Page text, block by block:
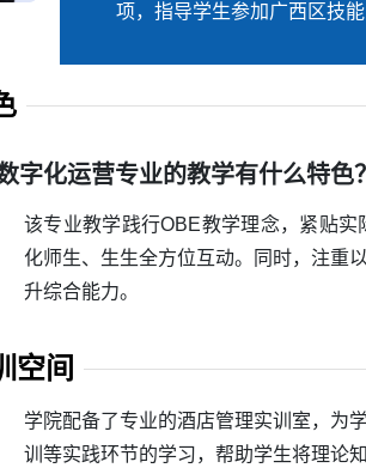
项，指导学生参加广西区技
字化运营专业的教学有什么特色？
该专业教学践行OBE教学理念，紧贴
化师生、生生全方位互动。同时，注重
升综合能力。
空间
学院配备了专业的酒店管理实训室，为
训等实践环节的学习，帮助学生将理论